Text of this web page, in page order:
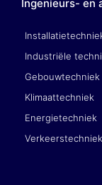
Ingenieurs- en
Industriële
Gebouwtechniek
Klimaattechniek
Energietechniek
Verkeerstechniek